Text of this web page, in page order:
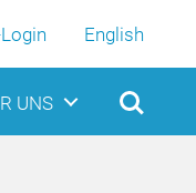
English
UNS